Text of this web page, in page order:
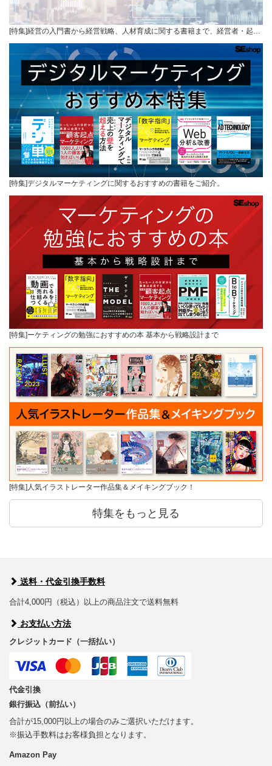
[特集]経営の入門書から経営戦略、人材育成に関する書籍まで、経営者・起…
[特集]デジタルマーケティングに関するおすすめの書籍をご紹介。
[特集]ーケティングの勉強におすすめの本 基本から戦略設計まで
[特集]人気イラストレーター作品集＆メイキングブック！
特集をもっと見る
送料・代金引換手数料
合計4,000円（税込）以上の商品注文で送料無料
お支払い方法
クレジットカード（一括払い）
代金引換
銀行振込（前払い）
合計が15,000円以上の場合のみご選択いただけます。
※振込手数料はお客様負担となります。
Amazon Pay